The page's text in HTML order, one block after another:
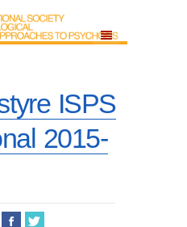
ISPS
2015-